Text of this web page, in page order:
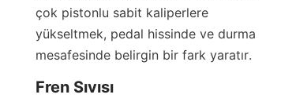
çok pistonlu sabit kaliperlere
yükseltmek, pedal hissinde ve durma
mesafesinde belirgin bir fark yaratır.
Fren Sıvısı